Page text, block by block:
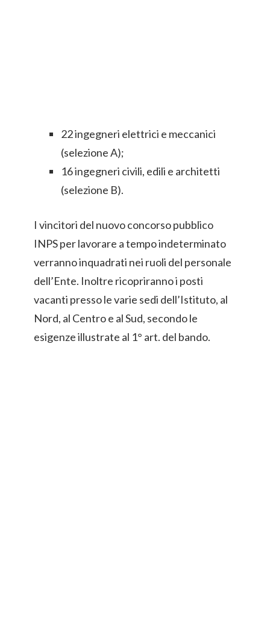
22 ingegneri elettrici e meccanici
(selezione A);
16 ingegneri civili, edili e architetti
(selezione B).
I vincitori del nuovo concorso pubblico
INPS per lavorare a tempo indeterminato
verranno inquadrati nei ruoli del personale
dell’Ente. Inoltre ricopriranno i posti
vacanti presso le varie sedi dell’Istituto, al
Nord, al Centro e al Sud, secondo le
esigenze illustrate al 1° art. del bando.